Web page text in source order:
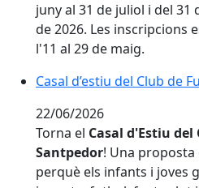
juny al 31 de juliol i del
de 2026. Les inscripcions
l'11 al 29 de maig.
Casal d’estiu del Club de
Casal d’estiu del Club de
22/06/2026
Torna el Casal d'Estiu del
Santpedor! Una
perquè els infants i joves